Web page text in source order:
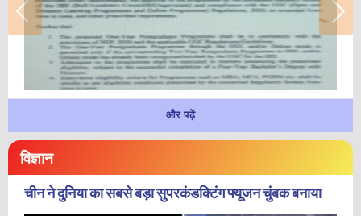
और पढ़ें
विज्ञान
चीन ने दुनिया का सबसे बड़ा सुपरकंडक्टिंग फ्यूजन चुंबक बनाया